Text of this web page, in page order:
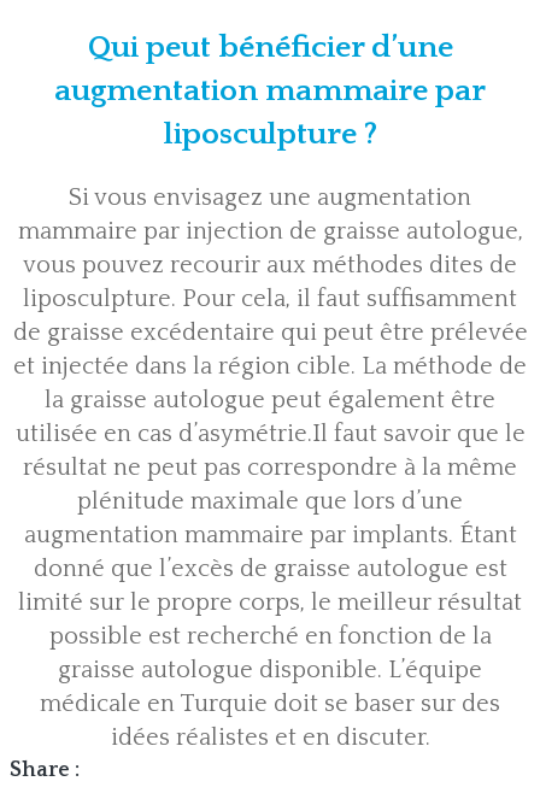
Qui peut bénéficier d’une
augmentation mammaire par
liposculpture ?
Si vous envisagez une augmentation
mammaire par injection de graisse autologue,
vous pouvez recourir aux méthodes dites de
liposculpture. Pour cela, il faut suffisamment
de graisse excédentaire qui peut être prélevée
et injectée dans la région cible. La méthode de
la graisse autologue peut également être
utilisée en cas d’asymétrie.Il faut savoir que le
résultat ne peut pas correspondre à la même
plénitude maximale que lors d’une
augmentation mammaire par implants. Étant
donné que l’excès de graisse autologue est
limité sur le propre corps, le meilleur résultat
possible est recherché en fonction de la
graisse autologue disponible. L’équipe
médicale en Turquie doit se baser sur des
idées réalistes et en discuter.
Share :